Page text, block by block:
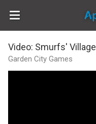
Video: Smurfs' Village
Garden City Games